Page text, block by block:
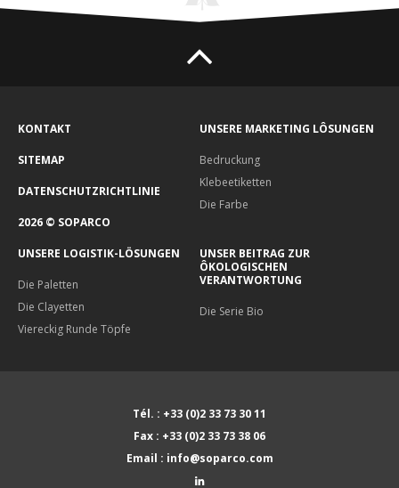
KONTAKT
SITEMAP
DATENSCHUTZRICHTLINIE
2026 © SOPARCO
UNSERE MARKETING LÔSUNGEN
Bedruckung
Klebeetiketten
Die Farbe
UNSERE LOGISTIK-LÖSUNGEN
Die Paletten
Die Clayetten
Viereckig Runde Töpfe
UNSER BEITRAG ZUR
ÔKOLOGISCHEN
VERANTWORTUNG
Die Serie Bio
Tél. : +33 (0)2 33 73 30 11
Fax : +33 (0)2 33 73 38 06
Email : info@soparco.com